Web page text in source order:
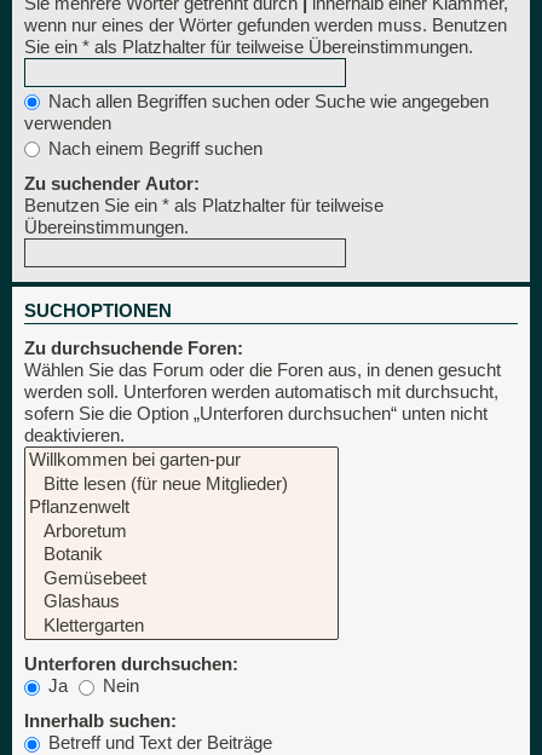
wenn nur eines der Wörter gefunden werden muss. Benutzen
Sie ein * als Platzhalter für teilweise Übereinstimmungen.
Nach allen Begriffen suchen oder Suche wie angegeben
verwenden
Nach einem Begriff suchen
Zu suchender Autor:
Benutzen Sie ein * als Platzhalter für teilweise
Übereinstimmungen.
SUCHOPTIONEN
Zu durchsuchende Foren:
Wählen Sie das Forum oder die Foren aus, in denen gesucht
werden soll. Unterforen werden automatisch mit durchsucht,
sofern Sie die Option „Unterforen durchsuchen“ unten nicht
deaktivieren.
Unterforen durchsuchen:
Ja
Nein
Innerhalb suchen:
Betreff und Text der Beiträge